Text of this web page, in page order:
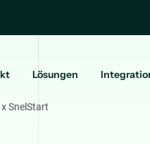
Lösungen
SnelStart